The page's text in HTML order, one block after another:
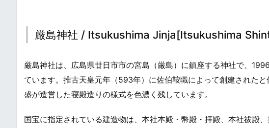
厳島神社 / Itsukushima Jinja[Itsukushima
厳島神社は、広島県廿日市市の宮島（厳島）に鎮座する神社で、
ています。推古天皇元年（593年）に佐伯鞍職によって創建された
盛が造営した寝殿造りの様式を色濃く残しています。
国宝に指定されている建造物は、本社本殿・幣殿・拝殿、本社祓殿